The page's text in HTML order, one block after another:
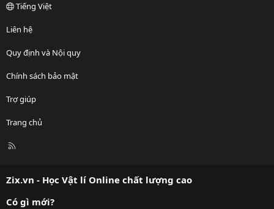
Tiếng Việt
Liên hệ
Quy định và Nội quy
Chính sách bảo mật
Trợ giúp
Trang chủ
R
Zix.vn - Học Vật lí Online chất lượng cao
Có gì mới?